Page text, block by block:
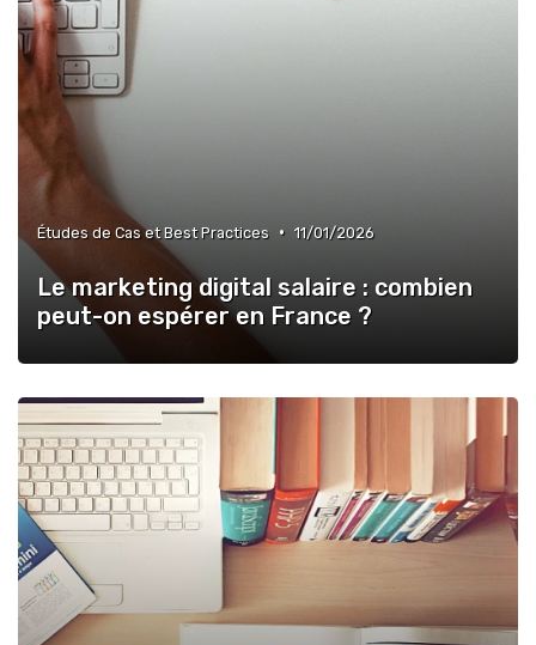
Études de Cas et Best Practices • 11/01/2026
Le marketing digital salaire : combien
peut-on espérer en France ?